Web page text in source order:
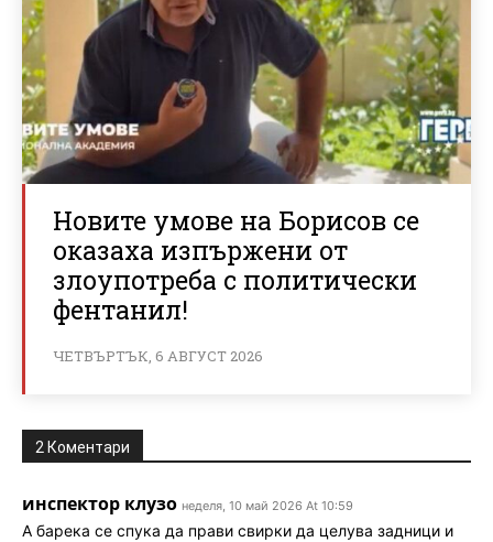
Новите умове на Борисов се
оказаха изпържени от
злоупотреба с политически
фентанил!
ЧЕТВЪРТЪК, 6 АВГУСТ 2026
2 Коментари
инспектор клузо неделя, 10 май 2026 At 10:59
А барека се спука да прави свирки да целува задници и